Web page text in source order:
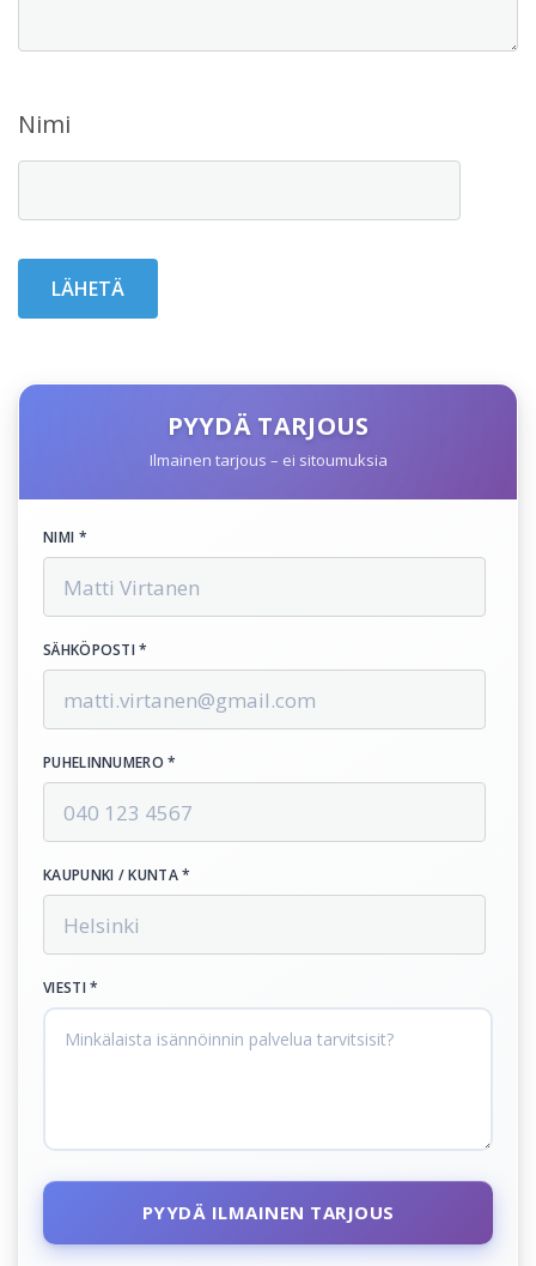
Nimi
PYYDÄ TARJOUS
Ilmainen tarjous – ei sitoumuksia
NIMI *
SÄHKÖPOSTI *
PUHELINNUMERO *
KAUPUNKI / KUNTA *
VIESTI *
PYYDÄ ILMAINEN TARJOUS